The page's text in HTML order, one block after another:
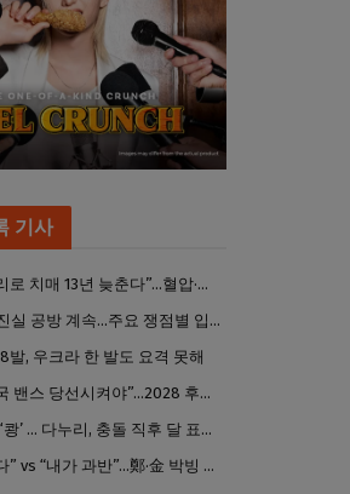
기사
“중년기 관리로 치매 13년 늦춘다”…혈압·당뇨·금연 시기가 골든타임
황정민·팬, 진실 공방 계속…주요 쟁점별 입장 정리
발, 우크라 한 발도 요격 못해
트럼프 “결국 밴스 당선시켜야”…2028 후계 구도 힘 싣나
팰컨9 달에 ‘쾅’ … 다누리, 충돌 직후 달 표면 촬영 유일 탐사선
“게임 끝났다” vs “내가 과반”…鄭·金 박빙 전대 서로 우위 주장